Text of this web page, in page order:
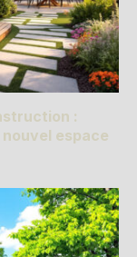
:
espace